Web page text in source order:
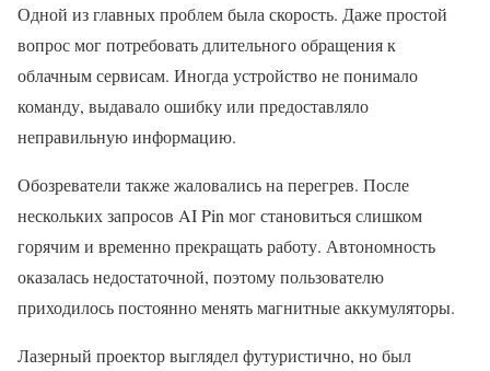
Одной из главных проблем была скорость. Даже простой
вопрос мог потребовать длительного обращения к
облачным сервисам. Иногда устройство не понимало
команду, выдавало ошибку или предоставляло
неправильную информацию.
Обозреватели также жаловались на перегрев. После
нескольких запросов AI Pin мог становиться слишком
горячим и временно прекращать работу. Автономность
оказалась недостаточной, поэтому пользователю
приходилось постоянно менять магнитные аккумуляторы.
Лазерный проектор выглядел футуристично, но был